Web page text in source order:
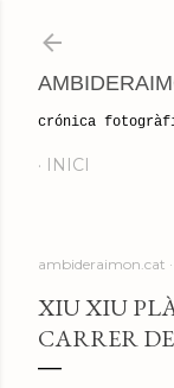
crónica
INICI
ambideraimon.cat
XIU XIU
CARRER